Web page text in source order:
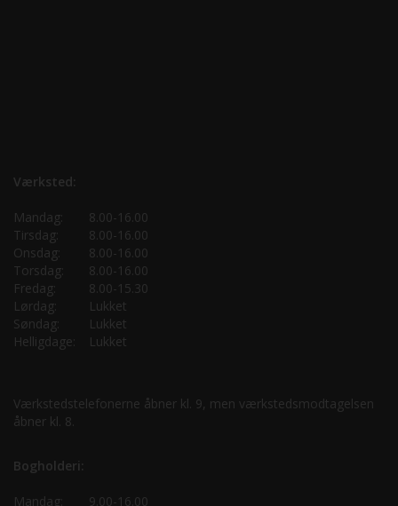
Værksted:
Mandag:
8.00-16.00
Tirsdag:
8.00-16.00
Onsdag:
8.00-16.00
Torsdag:
8.00-16.00
Fredag:
8.00-15.30
Lørdag:
Lukket
Søndag:
Lukket
Helligdage:
Lukket
Værkstedstelefonerne åbner kl. 9, men værkstedsmodtagelsen
åbner kl. 8.
Bogholderi:
Mandag: 9.00-16.00